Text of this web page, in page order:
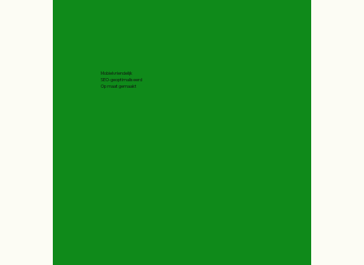
Mobielvriendelijk
SEO-geoptimaliseerd
Op maat gemaakt